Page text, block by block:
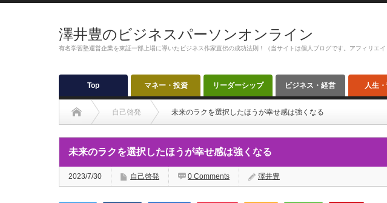
澤井豊のビジネスパーソンオンライン
有名学習塾運営企業を東証一部上場に導いたビジネス作家直伝の成功法則！（当サイトは個人ブログです。アフィリエ
Top マネー・投資 リーダーシップ ビジネス・経営 人生
自己啓発 未来のラクを選択したほうが幸せ感は強くなる
未来のラクを選択したほうが幸せ感は強くなる
2023/7/30 自己啓発 0 Comments 澤井豊